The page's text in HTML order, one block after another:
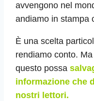
avvengono nel
andiamo in stampa
È una scelta
rendiamo conto.
questo possa
informazione che
nostri lettori.